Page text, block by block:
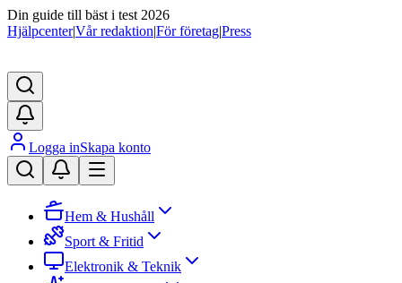
Din guide till bäst i test 2026
Hjälpcenter|Vår redaktion|För företag|Press
Logga inSkapa konto
Hem & Hushåll
Sport & Fritid
Elektronik & Teknik